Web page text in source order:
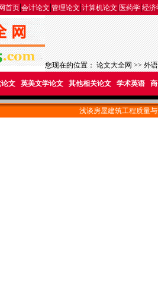
首页|会计论文|管理论文|计算机论文| 医药学|经济
您现在的位置：论文大全网>>外
文 英美文学论文 其他相关论文 学术英语
浅谈房屋建筑工程质量